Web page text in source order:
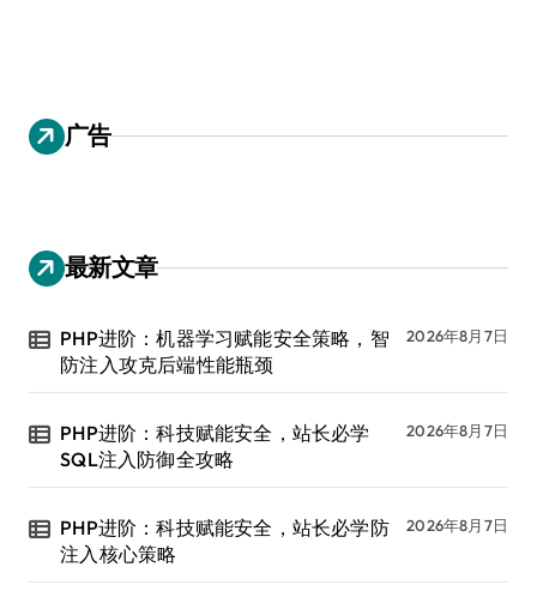
广告
最新文章
PHP进阶：机器学习赋能安全策略，智
防注入攻克后端性能瓶颈
2026年8月7日
PHP进阶：科技赋能安全，站长必学
SQL注入防御全攻略
2026年8月7日
PHP进阶：科技赋能安全，站长必学防
注入核心策略
2026年8月7日